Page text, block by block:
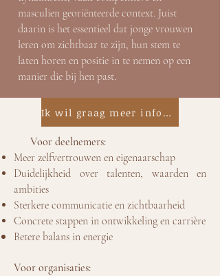
masculien georiënteerde context. Juist
daarin is het essentieel dat jonge vrouwen
leren om zichtbaar te zijn, hun stem te
laten horen en positie in te nemen op een
manier die bij hen past.
Ik wil graag meer informatie
Voor deelnemers:
Meer zelfvertrouwen en eigenaarschap
Duidelijkheid over talenten, waarden en
ambities
Sterkere communicatie en zichtbaarheid
Concrete stappen in ontwikkeling en carrière
Betere balans in energie
Voor organisaties: